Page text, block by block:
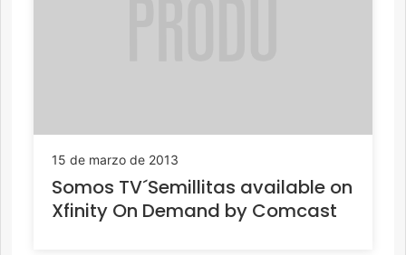
15 de marzo de 2013
Somos TV´Semillitas available on
Xfinity On Demand by Comcast